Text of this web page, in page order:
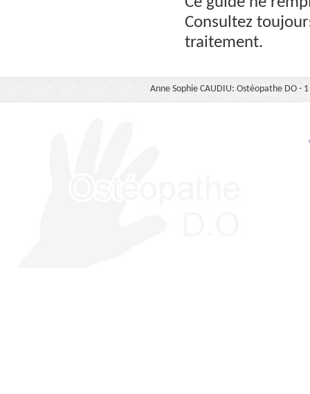
Consultez
traitement.
Anne Sophie CAUDIU: Ostéopathe DO -